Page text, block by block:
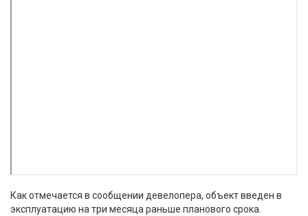
Как отмечается в сообщении девелопера, объект введен в
эксплуатацию на три месяца раньше планового срока.